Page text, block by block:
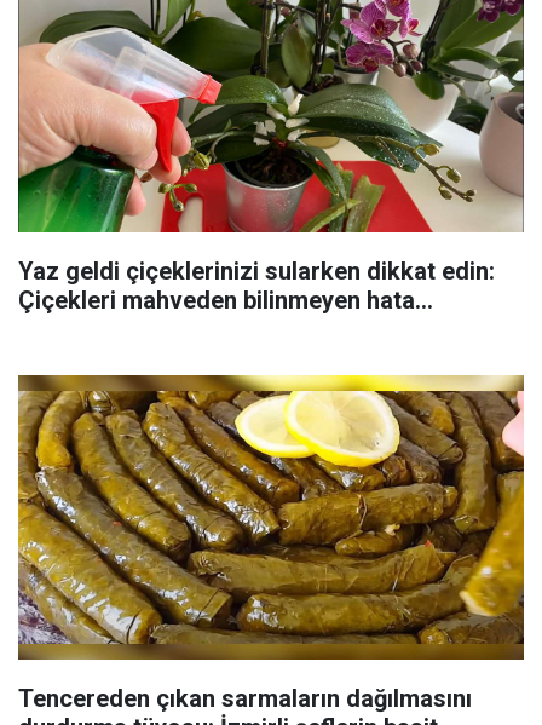
Yaz geldi çiçeklerinizi sularken dikkat edin:
Çiçekleri mahveden bilinmeyen hata...
Tencereden çıkan sarmaların dağılmasını